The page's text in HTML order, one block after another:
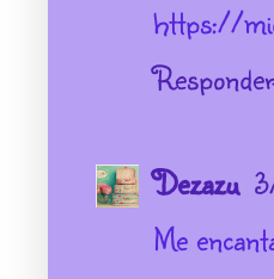
https://
Dezazu
Me